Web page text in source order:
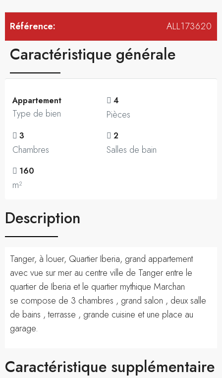
Caractéristique générale
Référence: ALL173620
Appartement
Type de bien
4
Pièces
3
Chambres
2
Salles de bain
160
m²
Description
Tanger, à louer, Quartier Iberia, grand appartement
avec vue sur mer au centre ville de Tanger entre le
quartier de Iberia et le quartier mythique Marchan
se compose de 3 chambres , grand salon , deux salle
de bains , terrasse , grande cuisine et une place au
garage.
Caractéristique supplémentaire